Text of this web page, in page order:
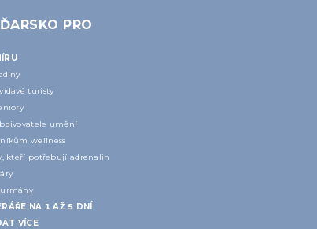
PRO
turisty
umění
wellness
kteří potřebují adrenalin
NA 1 AŽ 5 DNÍ
VÍCE